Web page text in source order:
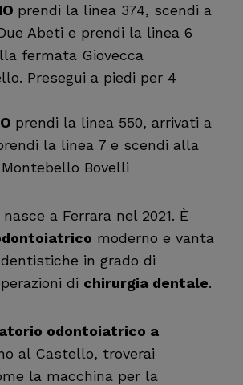
prendi la linea 374, scendi a
Abeti e prendi la linea 6
fermata Giovecca
Presegui a piedi per 4
prendi la linea 550, arrivati a
la linea 7 e scendi alla
Bovelli
a Ferrara nel 2021. È
moderno e vanta
in grado di
di chirurgia dentale.
odontoiatrico a
al Castello, troverai
la macchina per la